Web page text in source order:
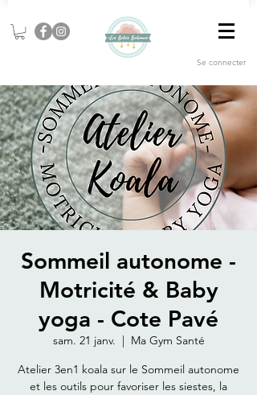
Se connecter
Sommeil autonome -
Motricité & Baby
yoga - Cote Pavé
sam. 21 janv.
  |
Ma Gym Santé
Atelier 3en1 koala sur le Sommeil autonome
et les outils pour favoriser les siestes, la